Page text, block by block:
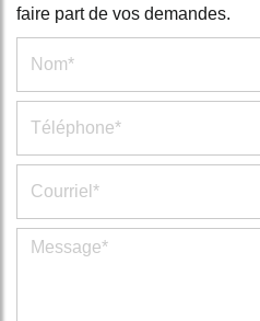
faire part de vos demandes.